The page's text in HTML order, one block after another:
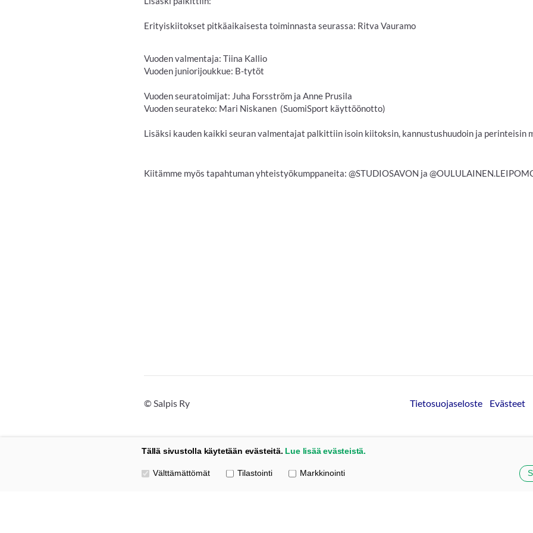
Erityiskiitokset pitkäaikaisesta toiminnasta seurassa: Ritva Vauramo
Vuoden valmentaja: Tiina Kallio
Vuoden juniorijoukkue: B-tytöt
Vuoden seuratoimijat: Juha Forsström ja Anne Prusila
Vuoden seurateko: Mari Niskanen (SuomiSport käyttöönotto)
Lisäksi kauden kaikki seuran valmentajat palkittiin isoin kiitoksin, kannustushuudoin ja perinteisin
Kiitämme myös tapahtuman yhteistyökumppaneita: @STUDIOSAVON ja
©Salpis Ry Tietosuojaseloste
Evästeet
Tällä sivustolla käytetään evästeitä. Lue lisää evästeistä.
Valitse käytettävät evästeet
Välttämättömät Tilastointi Markkinointi